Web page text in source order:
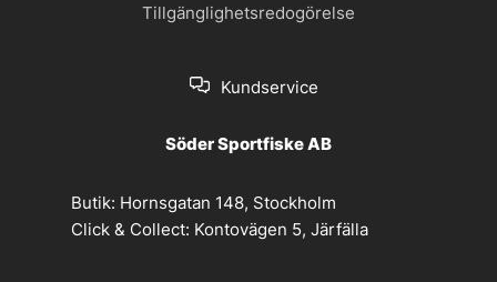
Tillgänglighetsredogörelse
Kundservice
Söder Sportfiske AB
Butik: Hornsgatan 148, Stockholm
Click & Collect: Kontovägen 5, Järfälla